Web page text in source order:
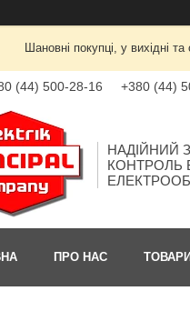
Шановні покупці, у вихідні
(44) 500-28-16 +380 (44)
НАДІЙНИЙ
КОНТРОЛЬ
ПРО НАС